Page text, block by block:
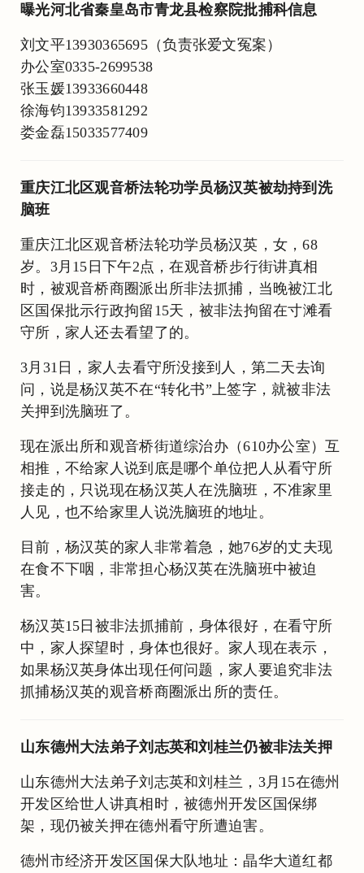
曝光河北省秦皇岛市青龙县检察院批捕科信息
刘文平13930365695（负责张爱文冤案）
办公室0335-2699538
张玉媛13933660448
徐海钧13933581292
娄金磊15033577409
重庆江北区观音桥法轮功学员杨汉英被劫持到洗
脑班
重庆江北区观音桥法轮功学员杨汉英，女，68
岁。3月15日下午2点，在观音桥步行街讲真相
时，被观音桥商圈派出所非法抓捕，当晚被江北
区国保批示行政拘留15天，被非法拘留在寸滩看
守所，家人还去看望了的。
3月31日，家人去看守所没接到人，第二天去询
问，说是杨汉英不在“转化书”上签字，就被非法
关押到洗脑班了。
现在派出所和观音桥街道综治办（610办公室）互
相推，不给家人说到底是哪个单位把人从看守所
接走的，只说现在杨汉英人在洗脑班，不准家里
人见，也不给家里人说洗脑班的地址。
目前，杨汉英的家人非常着急，她76岁的丈夫现
在食不下咽，非常担心杨汉英在洗脑班中被迫
害。
杨汉英15日被非法抓捕前，身体很好，在看守所
中，家人探望时，身体也很好。家人现在表示，
如果杨汉英身体出现任何问题，家人要追究非法
抓捕杨汉英的观音桥商圈派出所的责任。
山东德州大法弟子刘志英和刘桂兰仍被非法关押
山东德州大法弟子刘志英和刘桂兰，3月15在德州
开发区给世人讲真相时，被德州开发区国保绑
架，现仍被关押在德州看守所遭迫害。
德州市经济开发区国保大队地址：晶华大道红都